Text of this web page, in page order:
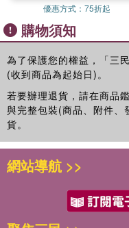
優惠方式： 75折起
購物須知
為了保護您的權益，「三
(收到商品為起始日)。
若要辦理退貨，請在商品
與完整包裝(商品、附件、
貨。
網站導航 >>